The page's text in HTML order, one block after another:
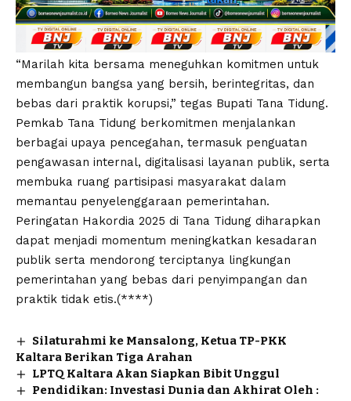
“Marilah kita bersama meneguhkan komitmen untuk
membangun bangsa yang bersih, berintegritas, dan
bebas dari praktik korupsi,” tegas Bupati Tana Tidung.
Pemkab Tana Tidung berkomitmen menjalankan
berbagai upaya pencegahan, termasuk penguatan
pengawasan internal, digitalisasi layanan publik, serta
membuka ruang partisipasi masyarakat dalam
memantau penyelenggaraan pemerintahan.
Peringatan Hakordia 2025 di Tana Tidung diharapkan
dapat menjadi momentum meningkatkan kesadaran
publik serta mendorong terciptanya lingkungan
pemerintahan yang bebas dari penyimpangan dan
praktik tidak etis.(****)
Silaturahmi ke Mansalong, Ketua TP-PKK
Kaltara Berikan Tiga Arahan
LPTQ Kaltara Akan Siapkan Bibit Unggul
Pendidikan: Investasi Dunia dan Akhirat Oleh :